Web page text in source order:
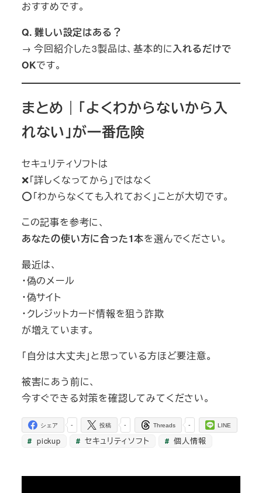
おすすめです。
Q. 難しい設定はある？
→ 今回紹介した3製品は、基本的に入れるだけで
OKです。
まとめ｜「よくわからないから入
れない」が一番危険
セキュリティソフトは
❌「詳しくなってから」ではなく
⭕「わからなくても入れておく」ことが大切です。
この記事を参考に、
あなたの使い方に合った1本を選んでください。
最近は、
・偽のメール
・偽サイト
・クレジットカード情報を狙う詐欺
が増えています。
「自分は大丈夫」と思っている方ほど要注意。
被害にあう前に、
今すぐできる対策を確認してみてください。
-
シェア -
投稿 -
Threads LINE
pickup セキュリティソフト 個人情報